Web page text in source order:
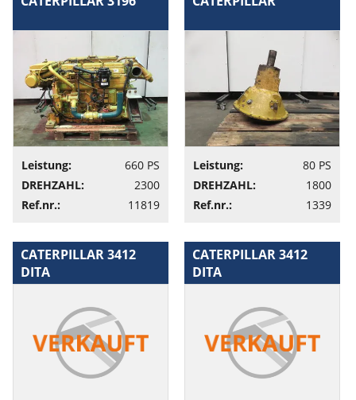
Leistung:
660 PS
DREHZAHL:
2300
Ref.nr.:
11819
Leistung:
80 PS
DREHZAHL:
1800
Ref.nr.:
1339
CATERPILLAR 3412
DITA
CATERPILLAR 3412
DITA